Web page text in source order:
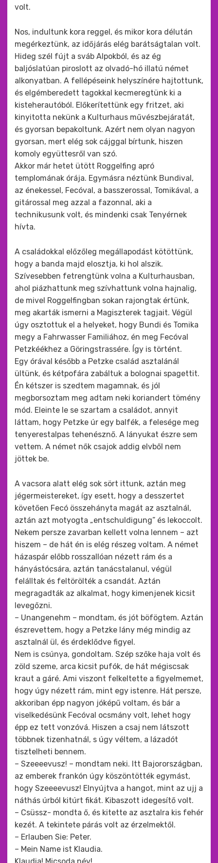
volt.
Nos, indultunk kora reggel, és mikor kora délután
megérkeztünk, az időjárás elég barátságtalan volt.
Hideg szél fújt a sváb Alpokból, és az ég
baljóslatúan piroslott az olvadó-hó illatú német
alkonyatban. A fellépéseink helyszínére hajtottunk,
és elgémberedett tagokkal kecmeregtünk ki a
kisteherautóból. Előkerítettünk egy fritzet, aki
kinyitotta nekünk a Kulturhaus művészbejáratát,
és gyorsan bepakoltunk. Azért nem olyan nagyon
gyorsan, mert elég sok cájggal bírtunk, hiszen
komoly együttesről van szó.
Akkor már hetet ütött Roggelfing apró
templomának órája. Egymásra néztünk Bundival,
az énekessel, Fecóval, a basszerossal, Tomikával, a
gitárossal meg azzal a fazonnal, aki a
technikusunk volt, és mindenki csak Tenyérnek
hívta.
A családokkal előzőleg megállapodást kötöttünk,
hogy a banda majd elosztja, ki hol alszik.
Szívesebben fetrengtünk volna a Kulturhausban,
ahol piázhattunk meg szívhattunk volna hajnalig,
de mivel Roggelfingban sokan rajongtak értünk,
meg akarták ismerni a Magiszterek tagjait. Végül
úgy osztottuk el a helyeket, hogy Bundi és Tomika
megy a Fahrwasser Familiához, én meg Fecóval
Petzkéékhez a Göringstrassére. Így is történt.
Egy órával később a Petzke család asztalánál
ültünk, és kétpofára zabáltuk a bolognai spagettit.
Én kétszer is szedtem magamnak, és jól
megborsoztam meg adtam neki koriandert tömény
mód. Eleinte le se szartam a családot, annyit
láttam, hogy Petzke úr egy balfék, a felesége meg
tenyerestalpas tehenésznő. A lányukat észre sem
vettem. A német nők csajok addig elvből nem
jöttek be.
A vacsora alatt elég sok sört ittunk, aztán meg
jégermeistereket, így esett, hogy a desszertet
követően Fecó összehányta magát az asztalnál,
aztán azt motyogta „entschuldigung” és lekoccolt.
Nekem persze zavarban kellett volna lennem – azt
hiszem – de hát én is elég részeg voltam. A német
házaspár előbb rosszallóan nézett rám és a
hányástócsára, aztán tanácstalanul, végül
felálltak és feltörölték a csandát. Aztán
megragadták az alkalmat, hogy kimenjenek kicsit
levegőzni.
– Unangenehm – mondtam, és jót böfögtem. Aztán
észrevettem, hogy a Petzke lány még mindig az
asztalnál ül, és érdeklődve figyel.
Nem is csúnya, gondoltam. Szép szőke haja volt és
zöld szeme, arca kicsit pufók, de hát mégiscsak
kraut a gáré. Ami viszont felkeltette a figyelmemet,
hogy úgy nézett rám, mint egy istenre. Hát persze,
akkoriban épp nagyon jóképű voltam, és bár a
viselkedésünk Fecóval ocsmány volt, lehet hogy
épp ez tett vonzóvá. Hiszen a csaj nem látszott
többnek tizenhatnál, s úgy véltem, a lázadót
tisztelheti bennem.
– Szeeeevusz! – mondtam neki. Itt Bajorországban,
az emberek frankón úgy köszöntötték egymást,
hogy Szeeeevusz! Elnyújtva a hangot, mint az ujj a
náthás úrból kitúrt fikát. Kibaszott idegesítő volt.
– Csüssz- mondta ő, és kitette az asztalra kis fehér
kezét. A tekintete párás volt az érzelmektől.
– Erlauben Sie: Peter.
– Mein Name ist Klaudia.